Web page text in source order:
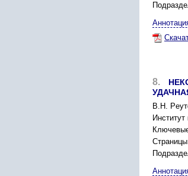
8.
В.Н.